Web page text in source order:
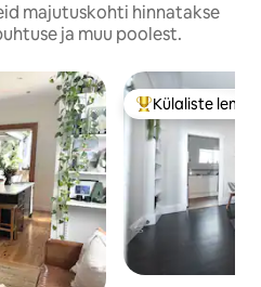
majutuskohti hinnatakse
ja muu poolest.
Külaliste suur
Külaliste